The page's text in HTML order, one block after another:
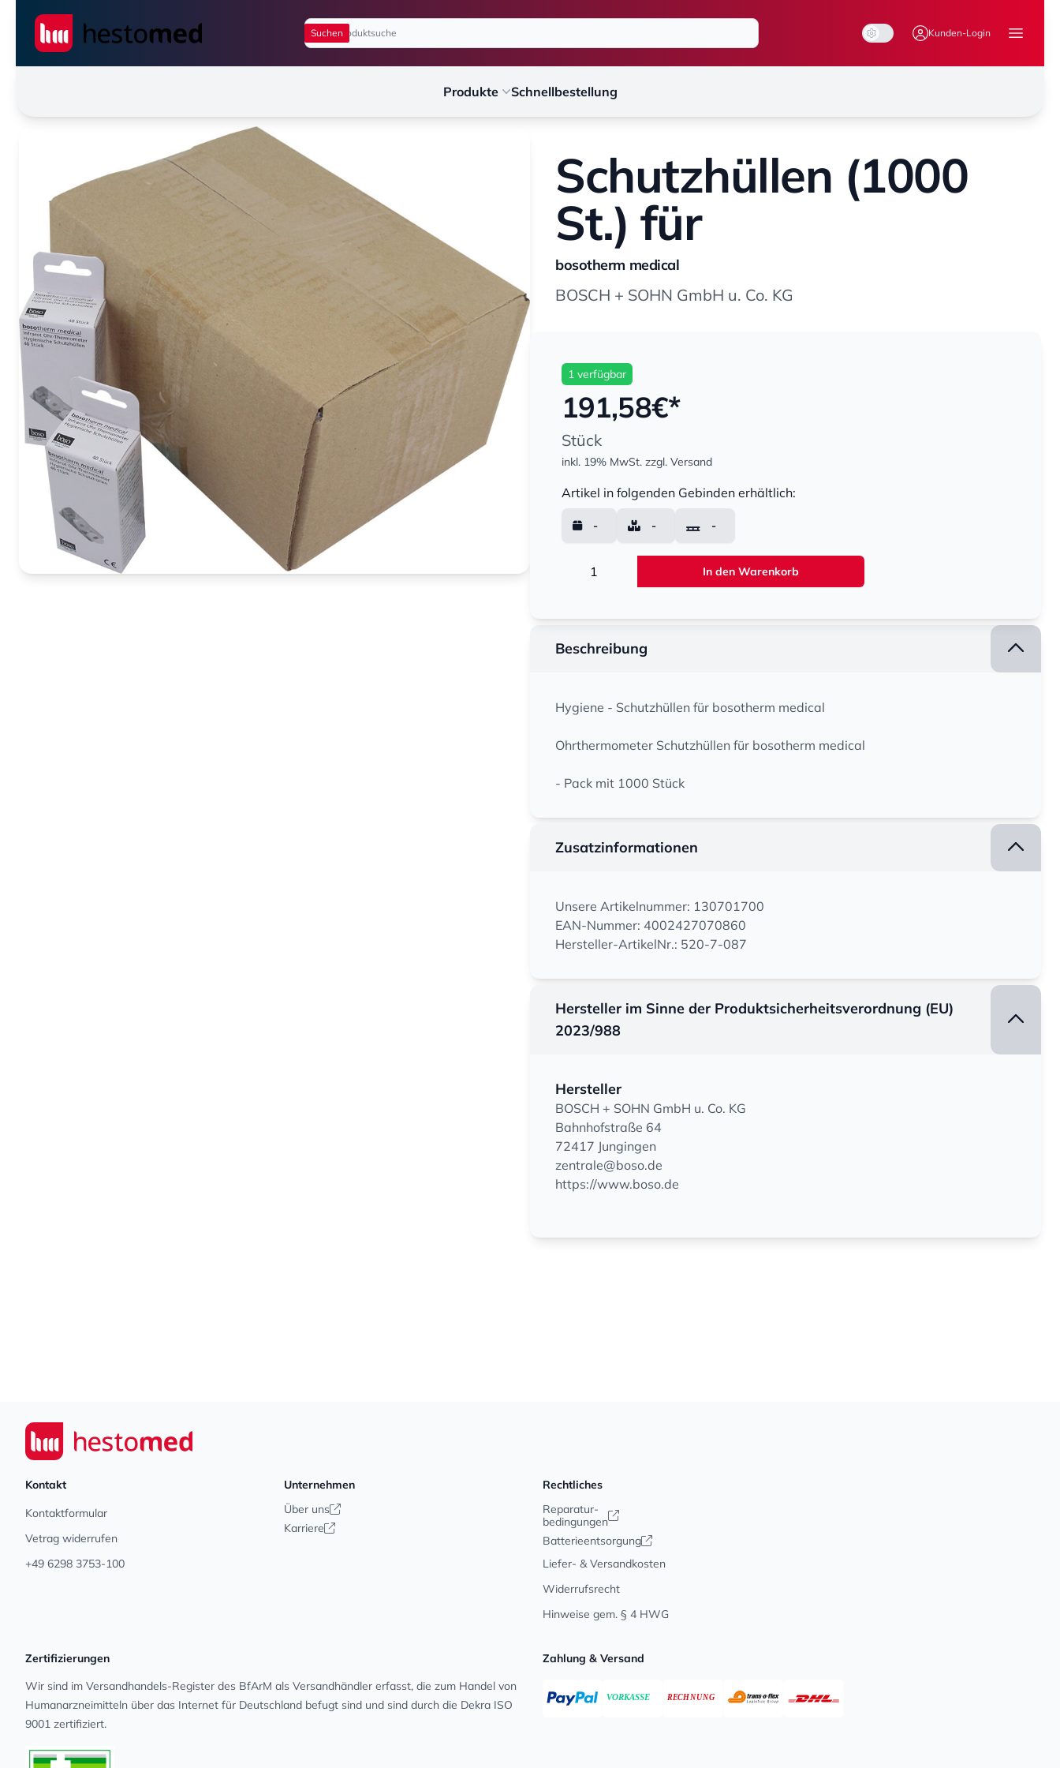
Seiwert GmbH
System Mode
Light Mode
Dark Mode Kunden-Login
Menü
Produkte Schnellbestellung
Schutzhüllen (1000
St.) für
bosotherm medical
BOSCH + SOHN GmbH u. Co. KG
1 verfügbar
191,58€*
Stück
inkl. 19% MwSt. zzgl. Versand
Artikel in folgenden Gebinden erhältlich:
- - -
In den Warenkorb
Beschreibung
Hygiene - Schutzhüllen für bosotherm medical
Ohrthermometer Schutzhüllen für bosotherm medical
- Pack mit 1000 Stück
Zusatzinformationen
Unsere Artikelnummer: 130701700
EAN-Nummer: 4002427070860
Hersteller-ArtikelNr.: 520-7-087
Hersteller im Sinne der Produktsicherheitsverordnung (EU)
2023/988
Hersteller
BOSCH + SOHN GmbH u. Co. KG
Bahnhofstraße 64
72417 Jungingen
zentrale@boso.de
https://www.boso.de
Seiwert GmbH
Kontakt
Kontaktformular
Vetrag widerrufen
+49 6298 3753-100
Unternehmen
Über uns
Karriere
Rechtliches
Reparatur-
bedingungen
Batterieentsorgung
Liefer- & Versandkosten
Widerrufsrecht
Hinweise gem. § 4 HWG
Zertifizierungen
Wir sind im Versandhandels-Register des BfArM als Versandhändler erfasst, die zum Handel von
Human­arz­nei­mit­teln über das Internet für Deutschland befugt sind und sind durch die Dekra ISO
9001 zertifiziert.
Zahlung & Versand